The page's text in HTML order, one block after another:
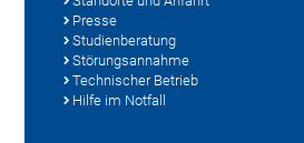
Presse
Studienberatung
Störungsannahme
Technischer Betrieb
Hilfe im Notfall